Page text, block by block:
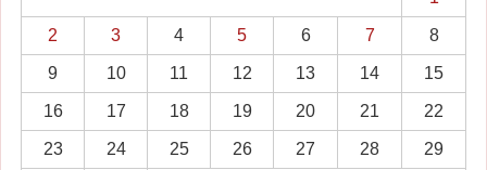
2 3 4 5 6 7 8
9 10 11 12 13 14 15
16 17 18 19 20 21 22
23 24 25 26 27 28 29